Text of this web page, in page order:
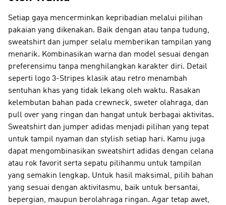
Setiap gaya mencerminkan kepribadian melalui pilihan
pakaian yang dikenakan. Baik dengan atau tanpa tudung,
sweatshirt dan jumper selalu memberikan tampilan yang
menarik. Kombinasikan warna dan model sesuai dengan
preferensimu tanpa menghilangkan karakter diri. Detail
seperti logo 3-Stripes klasik atau retro menambah
sentuhan khas yang tidak lekang oleh waktu. Rasakan
kelembutan bahan pada crewneck, sweter olahraga, dan
pull over yang ringan dan hangat untuk berbagai aktivitas.
Sweatshirt dan jumper adidas menjadi pilihan yang tepat
untuk tampil nyaman dan stylish setiap hari. Kamu juga
dapat mengombinasikan sweatshirt adidas dengan celana
atau rok favorit serta sepatu pilihanmu untuk tampilan
yang semakin lengkap. Untuk hasil maksimal, pilih bahan
yang sesuai dengan aktivitasmu, baik untuk bersantai,
bepergian, maupun berolahraga ringan. Agar tetap awet,